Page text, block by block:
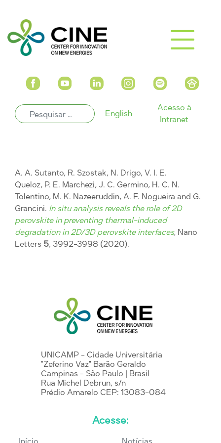
English
Acesso à
Intranet
A. A. Sutanto, R. Szostak, N. Drigo, V. I. E.
Queloz, P. E. Marchezi, J. C. Germino, H. C. N.
Tolentino, M. K. Nazeeruddin, A. F. Nogueira and G.
Grancini. In situ analysis reveals the role of 2D
perovskite in preventing thermal-induced
degradation in 2D/3D perovskite interfaces, Nano
Letters 5, 3992-3998 (2020).
UNICAMP - Cidade Universitária
"Zeferino Vaz" Barão Geraldo
Campinas - São Paulo | Brasil
Rua Michel Debrun, s/n
Prédio Amarelo CEP: 13083-084
Acesse: